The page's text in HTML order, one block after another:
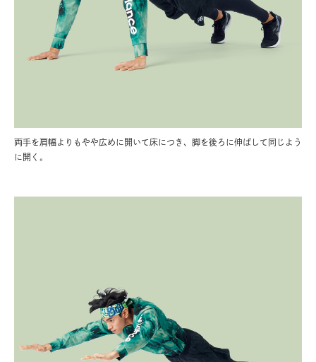
両手を肩幅よりもやや広めに開いて床につき、脚を後ろに伸ばして同じよう
に開く。